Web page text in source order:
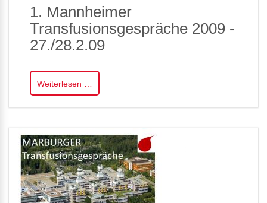
1. Mannheimer
Transfusionsgespräche 2009 -
27./28.2.09
Weiterlesen …